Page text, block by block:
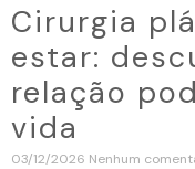
Cirurgia
estar:
relação
vida
03/12/2026 Nenhum